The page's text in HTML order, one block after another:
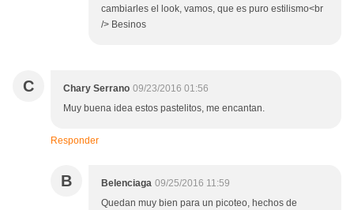
cambiarles el look, vamos, que es puro estilismo<br
/> Besinos
C Chary Serrano 09/23/2016 01:56
Muy buena idea estos pastelitos, me encantan.
Responder
B Belenciaga 09/25/2016 11:59
Quedan muy bien para un picoteo, hechos de